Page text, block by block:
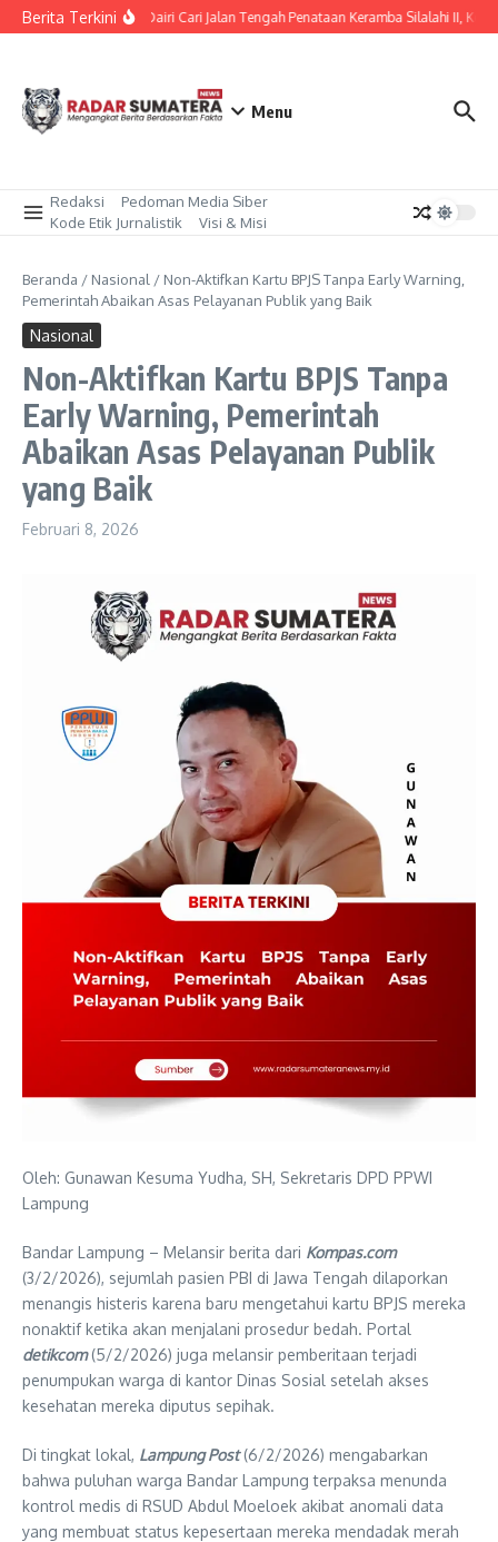
Lewati ke konten
Berita TerkiniBupati Dairi Cari Jalan Tengah Penataan Keramba Silalahi II,
Menu
Redaksi
Pedoman Media Siber
Kode Etik Jurnalistik
Visi & Misi
Beranda / Nasional / Non-Aktifkan Kartu BPJS Tanpa Early Warning,
Pemerintah Abaikan Asas Pelayanan Publik yang Baik
Nasional
Non-Aktifkan Kartu BPJS Tanpa
Early Warning, Pemerintah
Abaikan Asas Pelayanan Publik
yang Baik
Februari 8, 2026
Oleh: Gunawan Kesuma Yudha, SH, Sekretaris DPD PPWI
Lampung
Bandar Lampung – Melansir berita dari Kompas.com
(3/2/2026), sejumlah pasien PBI di Jawa Tengah dilaporkan
menangis histeris karena baru mengetahui kartu BPJS mereka
nonaktif ketika akan menjalani prosedur bedah. Portal
detikcom(5/2/2026) juga melansir pemberitaan terjadi
penumpukan warga di kantor Dinas Sosial setelah akses
kesehatan mereka diputus sepihak.
Di tingkat lokal, Lampung Post(6/2/2026) mengabarkan
bahwa puluhan warga Bandar Lampung terpaksa menunda
kontrol medis di RSUD Abdul Moeloek akibat anomali data
yang membuat status kepesertaan mereka mendadak merah